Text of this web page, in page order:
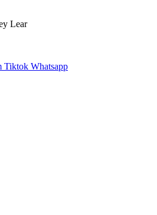
Lear
Tiktok Whatsapp